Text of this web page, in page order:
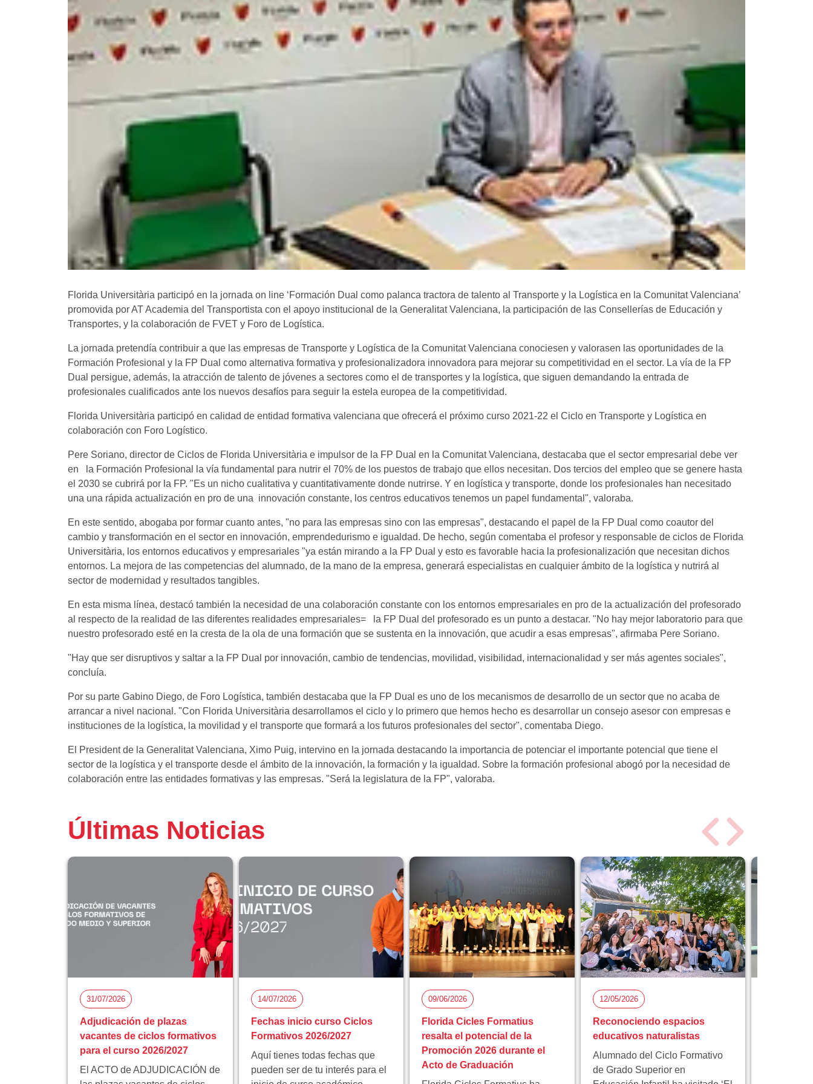
Florida Universitària participó en la jornada on line ‘Formación Dual como palanca tractora de talento al Transporte y la Logística en la Comunitat Valenciana’
promovida por AT Academia del Transportista con el apoyo institucional de la Generalitat Valenciana, la participación de las Consellerías de Educación y
Transportes, y la colaboración de FVET y Foro de Logística.
La jornada pretendía contribuir a que las empresas de Transporte y Logística de la Comunitat Valenciana conociesen y valorasen las oportunidades de la
Formación Profesional y la FP Dual como alternativa formativa y profesionalizadora innovadora para mejorar su competitividad en el sector. La vía de la FP
Dual persigue, además, la atracción de talento de jóvenes a sectores como el de transportes y la logística, que siguen demandando la entrada de
profesionales cualificados ante los nuevos desafíos para seguir la estela europea de la competitividad.
Florida Universitària participó en calidad de entidad formativa valenciana que ofrecerá el próximo curso 2021-22 el Ciclo en Transporte y Logística en
colaboración con Foro Logístico.
Pere Soriano, director de Ciclos de Florida Universitària e impulsor de la FP Dual en la Comunitat Valenciana, destacaba que el sector empresarial debe ver
en la Formación Profesional la vía fundamental para nutrir el 70% de los puestos de trabajo que ellos necesitan. Dos tercios del empleo que se genere hasta
el 2030 se cubrirá por la FP. "Es un nicho cualitativa y cuantitativamente donde nutrirse. Y en logística y transporte, donde los profesionales han necesitado
una una rápida actualización en pro de una innovación constante, los centros educativos tenemos un papel fundamental", valoraba.
En este sentido, abogaba por formar cuanto antes, "no para las empresas sino con las empresas", destacando el papel de la FP Dual como coautor del
cambio y transformación en el sector en innovación, emprendedurismo e igualdad. De hecho, según comentaba el profesor y responsable de ciclos de Florida
Universitària, los entornos educativos y empresariales "ya están mirando a la FP Dual y esto es favorable hacia la profesionalización que necesitan dichos
entornos. La mejora de las competencias del alumnado, de la mano de la empresa, generará especialistas en cualquier ámbito de la logística y nutrirá al
sector de modernidad y resultados tangibles.
En esta misma línea, destacó también la necesidad de una colaboración constante con los entornos empresariales en pro de la actualización del profesorado
al respecto de la realidad de las diferentes realidades empresariales= la FP Dual del profesorado es un punto a destacar. "No hay mejor laboratorio para que
nuestro profesorado esté en la cresta de la ola de una formación que se sustenta en la innovación, que acudir a esas empresas", afirmaba Pere Soriano.
"Hay que ser disruptivos y saltar a la FP Dual por innovación, cambio de tendencias, movilidad, visibilidad, internacionalidad y ser más agentes sociales",
concluía.
Por su parte Gabino Diego, de Foro Logística, también destacaba que la FP Dual es uno de los mecanismos de desarrollo de un sector que no acaba de
arrancar a nivel nacional. "Con Florida Universitària desarrollamos el ciclo y lo primero que hemos hecho es desarrollar un consejo asesor con empresas e
instituciones de la logística, la movilidad y el transporte que formará a los futuros profesionales del sector", comentaba Diego.
El President de la Generalitat Valenciana, Ximo Puig, intervino en la jornada destacando la importancia de potenciar el importante potencial que tiene el
sector de la logística y el transporte desde el ámbito de la innovación, la formación y la igualdad. Sobre la formación profesional abogó por la necesidad de
colaboración entre las entidades formativas y las empresas. "Será la legislatura de la FP", valoraba.
Últimas Noticias
31/07/2026
Adjudicación de plazas
vacantes de ciclos formativos
para el curso 2026/2027
El ACTO de ADJUDICACIÓN de
14/07/2026
Fechas inicio curso Ciclos
Formativos 2026/2027
Aquí tienes todas fechas que
pueden ser de tu interés para el
09/06/2026
Florida Cicles Formatius
resalta el potencial de la
Promoción 2026 durante el
Acto de Graduación
12/05/2026
Reconociendo espacios
educativos naturalistas
Alumnado del Ciclo Formativo
de Grado Superior en